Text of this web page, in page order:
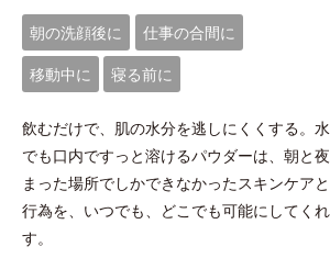
朝の洗顔後に
仕事の合間に
移動中に
寝る前に
飲むだけで、肌の水分を逃しにくくする。
でも口内ですっと溶けるパウダーは、朝と
まった場所でしかできなかったスキンケア
行為を、いつでも、どこでも可能にしてく
す。